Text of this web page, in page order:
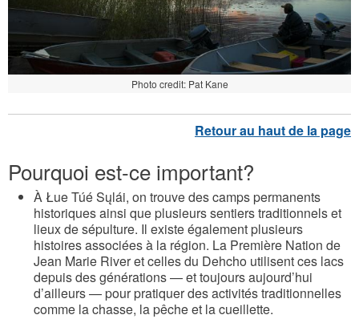
Photo credit: Pat Kane
Pourquoi est-ce important?
À Łue Túé Sųlái, on trouve des camps permanents
historiques ainsi que plusieurs sentiers traditionnels et
lieux de sépulture. Il existe également plusieurs
histoires associées à la région. La Première Nation de
Jean Marie River et celles du Dehcho utilisent ces lacs
depuis des générations — et toujours aujourd’hui
d’ailleurs — pour pratiquer des activités traditionnelles
comme la chasse, la pêche et la cueillette.